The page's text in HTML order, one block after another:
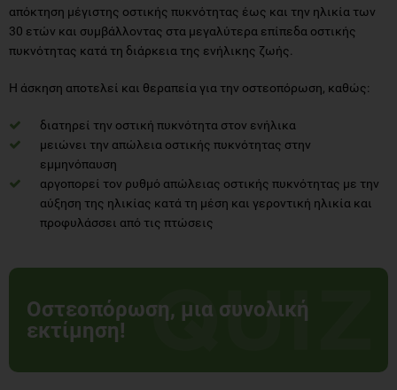
απόκτηση μέγιστης οστικής πυκνότητας έως και την ηλικία των
30 ετών και συμβάλλοντας στα μεγαλύτερα επίπεδα οστικής
πυκνότητας κατά τη διάρκεια της ενήλικης ζωής.
Η άσκηση αποτελεί και θεραπεία για την οστεοπόρωση, καθώς:
διατηρεί την οστική πυκνότητα στον ενήλικα
μειώνει την απώλεια οστικής πυκνότητας στην
εμμηνόπαυση
αργοπορεί τον ρυθμό απώλειας οστικής πυκνότητας με την
αύξηση της ηλικίας κατά τη μέση και γεροντική ηλικία και
προφυλάσσει από τις πτώσεις
Οστεοπόρωση, μια συνολική
εκτίμηση!